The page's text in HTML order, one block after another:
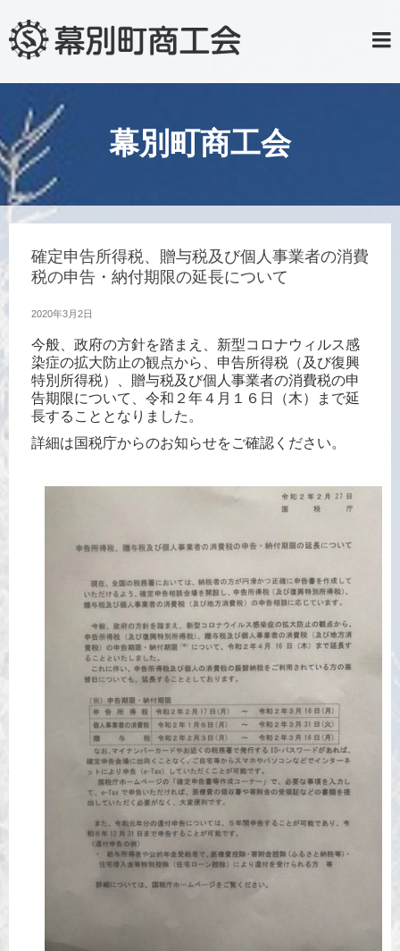
幕別町商工会
確定申告所得税、贈与税及び個人事業者の消費
税の申告・納付期限の延長について
2020年3月2日
今般、政府の方針を踏まえ、新型コロナウィルス感
染症の拡大防止の観点から、申告所得税（及び復興
特別所得税）、贈与税及び個人事業者の消費税の申
告期限について、令和２年４月１６日（木）まで延
長することとなりました。
詳細は国税庁からのお知らせをご確認ください。